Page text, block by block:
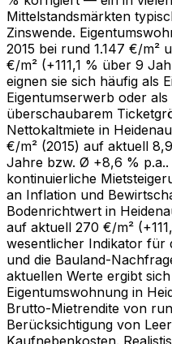
Mittelstandsmärkten
Zinswende.
2015 bei rund 1.147 €/m²
€/m² (+111,1 % über 9
eignen sie sich häufig als
Eigentumserwerb oder als
überschaubarem
Nettokaltmiete in
€/m² (2015) auf aktuell
Jahre bzw. Ø +8,6 %
kontinuierliche
an Inflation und
Bodenrichtwert in
auf aktuell 270 €/m²
wesentlicher Indikator für
und die Bauland-
aktuellen Werte ergibt
Eigentumswohnung in
Brutto-Mietrendite von
Berücksichtigung von
Kaufnebenkosten.